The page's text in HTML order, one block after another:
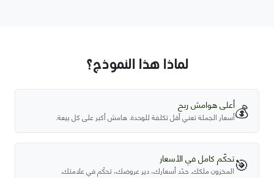
لماذا هذا النموذج؟
💰أعلى هوامش ربح
أسعار الجملة تعني أقل تكلفة للوحدة. هامش أكبر على كل بيعة.
🎯تحكّم كامل في الأسعار
المخزون ملكك. حدّد أسعارك، دير عروضك، تحكّم في علامتك.